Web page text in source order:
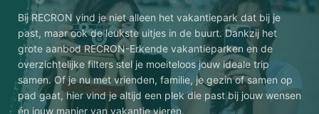
Bij RECRON vind je niet alleen het vakantiepark dat bij je
past, maar ook de leukste uitjes in de buurt. Dankzij het
grote aanbod RECRON-Erkende vakantieparken en de
overzichtelijke filters stel je moeiteloos jouw ideale trip
samen. Of je nu met vrienden, familie, je gezin of samen op
pad gaat, hier vind je altijd een plek die past bij jouw wensen
én jouw manier van vakantie vieren.